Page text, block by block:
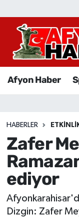
Afyon Haber
HABERLER
Zafer
ediyor
Dizgin: Zafer
Afyon Haber
Sağlık
Eğitim
Ekonomi